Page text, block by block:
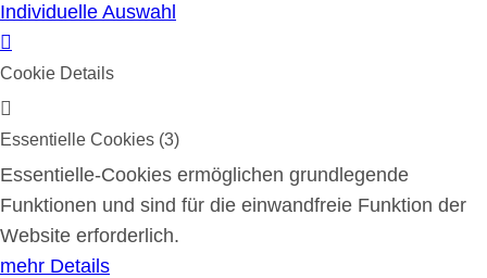
Individuelle Auswahl
Cookie Details
Essentielle Cookies (3)
Essentielle-Cookies ermöglichen grundlegende
Funktionen und sind für die einwandfreie Funktion der
Website erforderlich.
mehr Details